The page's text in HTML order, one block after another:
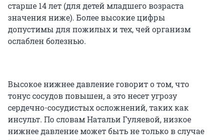
старше 14 лет (для детей младшего возраста
значения ниже). Более высокие цифры
допустимы для пожилых и тех, чей организм
ослаблен болезнью.
Высокое нижнее давление говорит о том, что
тонус сосудов повышен, а это несет угрозу
сердечно-сосудистых осложнений, таких как
инсульт. По словам Натальи Гуляевой, низкое
нижнее давление может быть не только в случае